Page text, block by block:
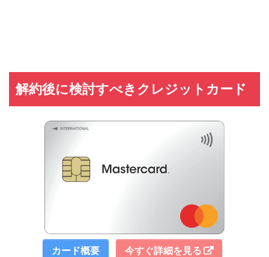
解約後に検討すべきクレジットカード
カード概要 今すぐ詳細を見る